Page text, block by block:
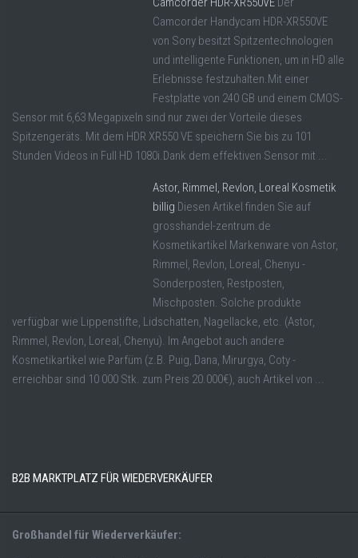
Camcorder Handycam HDR-XR550VE
von Sony besitzt Spitzentechnologien
und intelligente Funktionen, um in HD alle
Erlebnisse festzuhalten.Mit einer
Festplatte von 240 GB und einem CMOS-
Sensor mit 6,63 Megapixeln sind nur zwei der Vorteile dieses
Spitzengeräts. Mit dem HDR XR550 VE speichern Sie bis zu 101
Stunden Videos in Full HD 1080i.Dank dem effektiven Sensor mit ...
Astor, Rimmel, Revlon, Loreal Kosmetik
billig Diesen Artikel finden Sie auf
grosshandel-zentrum.de
Kosmetikartikel Markenware von Astor,
Rimmel, Revlon, Loreal, Chenyu -
Sonderposten, Restposten,
Mischposten. Solche produkte
verfügbar wie Lippenstifte, Lidschatten, Nagellacke, etc. (Astor,
Rimmel, Revlon, Loreal, Chenyu). Im Angebot auch andere
Kosmetikartikel wie Parfüm (z.B. Puig, Dana, Mirurgya, Coty -
erreichbar sind 10 000 Stk. zum Preis 20.000€), auch Artikel von ...
B2B MARKTPLATZ FÜR WIEDERVERKÄUFER
Großhandel für Wiederverkäufer: